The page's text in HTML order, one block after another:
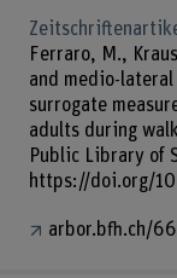
Ferraro, M.,
and medio-
surrogate
adults during
Public Library of
https://doi.org/
arbor.bfh.ch/